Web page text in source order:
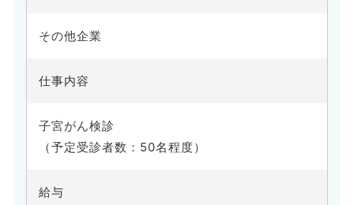
その他企業
仕事内容
子宮がん検診
（予定受診者数：50名程度）
給与